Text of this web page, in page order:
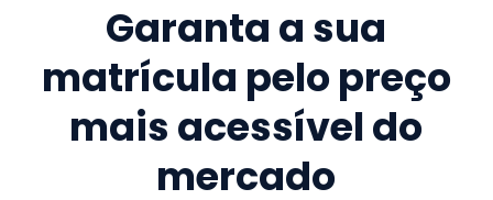
Garanta a sua
matrícula pelo preço
mais acessível do
mercado